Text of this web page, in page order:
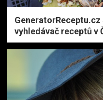
vyhledávač receptů v